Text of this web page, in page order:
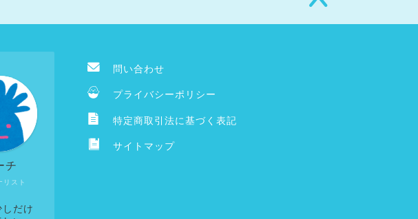
リスト
チ
だけ
問い合わせ
プライバシーポリシー
特定商取引法に基づく表記
サイトマップ